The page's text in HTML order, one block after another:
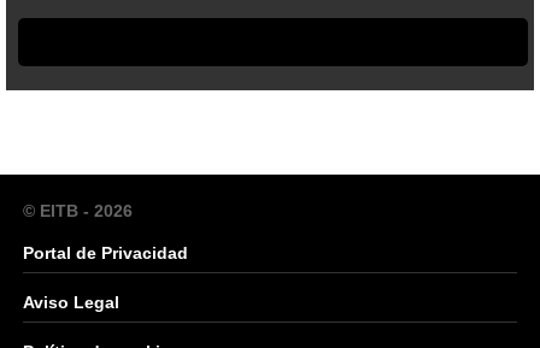
© EITB - 2026
Portal de Privacidad
Aviso Legal